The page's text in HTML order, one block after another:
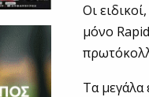
Οι
μόνο
Τα μεγάλα